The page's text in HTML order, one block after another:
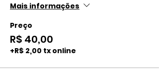
Mais informações
Preço
R$ 40,00
+R$ 2,00 tx online